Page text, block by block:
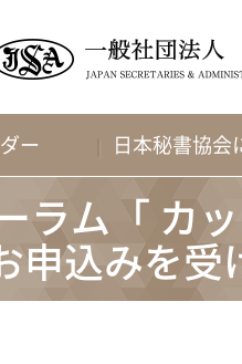
ー 日本秘書協会
ラム「 カ
込みを受